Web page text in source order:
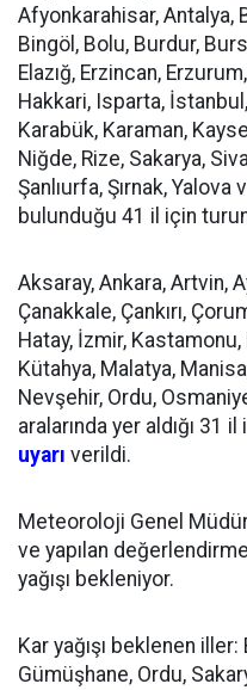
Afyonkarahisar, Antalya,
Bingöl, Bolu, Burdur,
Elazığ, Erzincan,
Hakkari, Isparta,
Karabük, Karaman,
Niğde, Rize, Sakarya,
Şanlıurfa, Şırnak, Yalova
bulunduğu 41 il için
Aksaray, Ankara, Artvin,
Çanakkale, Çankırı,
Hatay, İzmir, Kastamonu,
Kütahya, Malatya,
Nevşehir, Ordu,
aralarında yer aldığı 31
uyarı verildi.
Meteoroloji Genel
ve yapılan
yağışı bekleniyor.
Kar yağışı beklenen
Gümüşhane, Ordu,